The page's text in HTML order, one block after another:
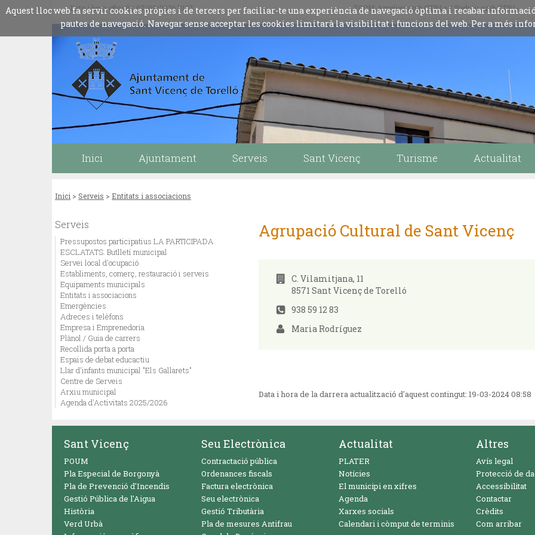
Aquest lloc web fa servir cookies pròpies i de tercers per faciliar-te una experiència de navegació òptima i recabar
pautes de navegació. Navegar sense acceptar les cookies limitarà la visibilitat i funcions del web. Per a més
Data i hora oficials: 07/08/2026 10:17 ZOOM: Amplieu amb CTRL+ / Reduïu amb CTRL-
Inici Ajuntament Serveis Sant Vicenç Turisme Actualitat
Inici > Serveis > Entitats i associacions
Serveis
Pressupostos participatius LA PARTICIPADA
ESCLATATS. Butlletí municipal
Servei local d'ocupació
Establiments, comerç, restauració i serveis
Equipaments municipals
Entitats i associacions
Emergències
Adreces i telèfons
Empresa i Emprenedoria
Plànol / Guia de carrers
Recollida porta a porta
Espais de debat educactiu
Llar d'infants municipal "Els Gallarets"
Centre de Serveis
Arxiu municipal
Agenda d'Activitats 2025/2026
Agrupació Cultural de Sant Vicenç
C. Vilamitjana, 11
8571 Sant Vicenç de Torelló
938 59 12 83
Maria Rodríguez
Data i hora de la darrera actualització d'aquest contingut:19-03-2024 08:58
Sant Vicenç
POUM
Pla Especial de Borgonyà
Pla de Prevenció d'Incendis
Gestió Pública de l'Aigua
Història
Verd Urbà
Seu Electrònica
Contractació pública
Ordenances fiscals
Factura electrònica
Seu electrònica
Gestió Tributària
Pla de mesures Antifrau
Actualitat
PLATER
Notícies
El municipi en xifres
Agenda
Xarxes socials
Calendari i còmput de terminis
Altres
Avís legal
Protecció de
Accessibilitat
Contactar
Crèdits
Com arribar